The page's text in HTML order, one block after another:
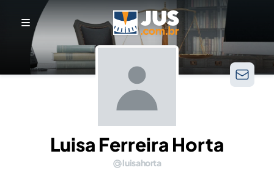
Luisa Ferreira Horta
luisahorta